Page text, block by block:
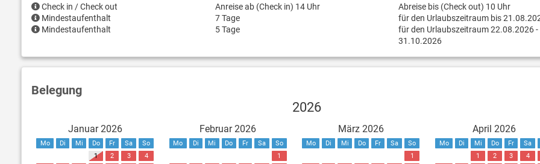
Check in / Check out Anreise ab (Check in) 14 Uhr
Abreise bis (Check out) 10 Uhr
Mindestaufenthalt
7 Tage
für den Urlaubszeitraum bis
Mindestaufenthalt
5 Tage
für den Urlaubszeitraum 22.08.2026 -
31.10.2026
Belegung
2026
Januar 2026
Mo Di Mi Do Fr Sa
So
1
2 3
4
Februar 2026
Mo Di Mi Do Fr Sa
So
1
März 2026
Mo Di Mi Do Fr Sa
So
1
April 2026
Mo Di Mi Do Fr
Sa
1
2 3
4